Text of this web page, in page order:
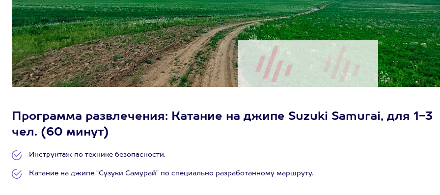
Программа развлечения: Катание на джипе Suzuki Samurai, для 1-3
чел. (60 минут)
Инструктаж по технике безопасности.
Катание на джипе "Сузуки Самурай" по специально разработанному маршруту.